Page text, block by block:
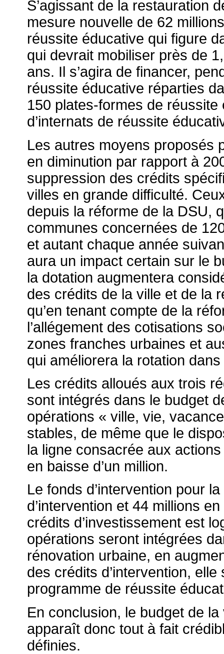
S’agissant de la restauration
mesure nouvelle de 62
réussite éducative qui figure
qui devrait mobiliser près de
ans. Il s’agira de financer,
réussite éducative réparties
150 plates-formes de
d’internats de réussite
Les autres moyens proposés
en diminution par rapport à
suppression des crédits
villes en grande difficulté.
depuis la réforme de la DSU,
communes concernées de
et autant chaque année
aura un impact certain sur le
la dotation augmentera
des crédits de la ville et de la
qu’en tenant compte de la
l’allégement des cotisations
zones franches urbaines et
qui améliorera la rotation
Les crédits alloués aux trois
sont intégrés dans le budget
opérations « ville, vie,
stables, de même que le
la ligne consacrée aux
en baisse d’un million.
Le fonds d’intervention pour
d’intervention et 44 millions
crédits d’investissement est
opérations seront intégrées
rénovation urbaine, en
des crédits d’intervention,
programme de réussite
En conclusion, le budget de
apparaît donc tout àfait
définies.